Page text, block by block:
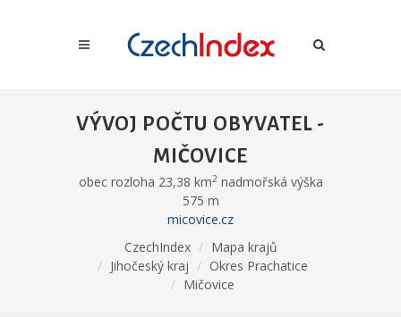
VÝVOJ POČTU OBYVATEL -
MIČOVICE
obec rozloha 23,38 km2nadmořská výška
575 m
micovice.cz
CzechIndex
Mapa krajů
Jihočeský kraj
Okres Prachatice
Mičovice